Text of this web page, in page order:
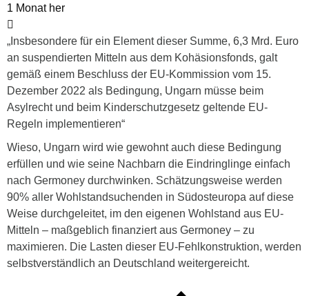
1 Monat her
„Insbesondere für ein Element dieser Summe, 6,3 Mrd. Euro
an suspendierten Mitteln aus dem Kohäsionsfonds, galt
gemäß einem Beschluss der EU-Kommission vom 15.
Dezember 2022 als Bedingung, Ungarn müsse beim
Asylrecht und beim Kinderschutzgesetz geltende EU-
Regeln implementieren“
Wieso, Ungarn wird wie gewohnt auch diese Bedingung
erfüllen und wie seine Nachbarn die Eindringlinge einfach
nach Germoney durchwinken. Schätzungsweise werden
90% aller Wohlstandsuchenden in Südosteuropa auf diese
Weise durchgeleitet, im den eigenen Wohlstand aus EU-
Mitteln – maßgeblich finanziert aus Germoney – zu
maximieren. Die Lasten dieser EU-Fehlkonstruktion, werden
selbstverständlich an Deutschland weitergereicht.